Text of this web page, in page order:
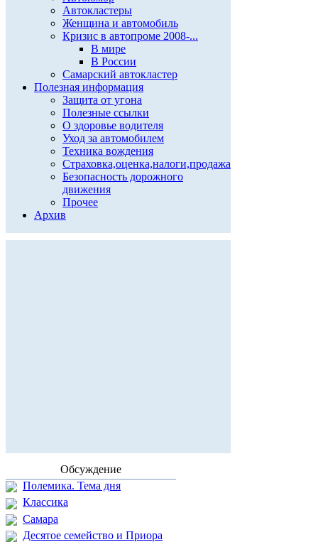
Автокластеры
Женщина и автомобиль
Кризис в автопроме 2008-...
В мире
В России
Самарский автокластер
Полезная информация
Защита от угона
Полезные ссылки
О здоровье водителя
Уход за автомобилем
Техника вождения
Страховка,оценка,налоги,продажа
Безопасность дорожного
движения
Прочее
Архив
Обсуждение
Полемика. Тема дня
Классика
Самара
Десятое семейство и Приора